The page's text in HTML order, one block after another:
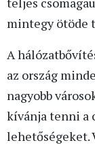
mintegy ötöde
A
az ország
nagyobb
kívánja tenni a
lehetőségeket.